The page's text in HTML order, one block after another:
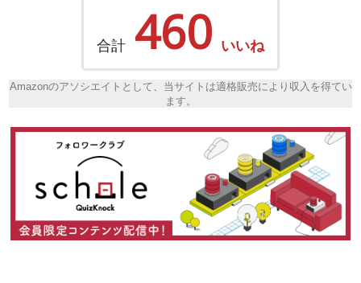
合計 460 いいね
Amazonのアソシエイトとして、当サイトは適格販売により収入を得てい
ます。